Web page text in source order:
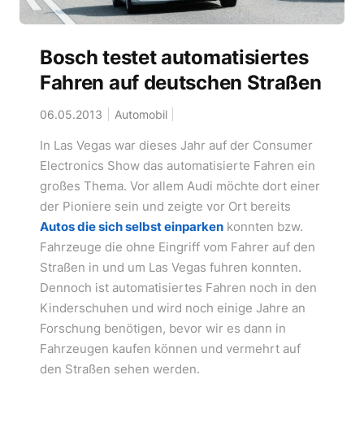
Bosch testet automatisiertes
Fahren auf deutschen Straßen
06.05.2013 Automobil
In Las Vegas war dieses Jahr auf der Consumer
Electronics Show das automatisierte Fahren ein
großes Thema. Vor allem Audi möchte dort einer
der Pioniere sein und zeigte vor Ort bereits
Autos die sich selbst einparkenkonnten bzw.
Fahrzeuge die ohne Eingriff vom Fahrer auf den
Straßen in und um Las Vegas fuhren konnten.
Dennoch ist automatisiertes Fahren noch in den
Kinderschuhen und wird noch einige Jahre an
Forschung benötigen, bevor wir es dann in
Fahrzeugen kaufen können und vermehrt auf
den Straßen sehen werden.